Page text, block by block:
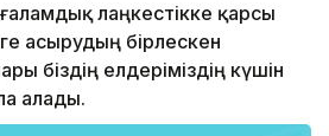
лаңкестікке қарсы
асырудың бірлескен
біздің елдеріміздің күшін
алады.